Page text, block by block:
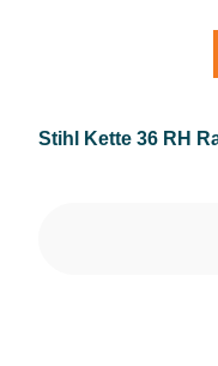
Stihl Kette 36 RH